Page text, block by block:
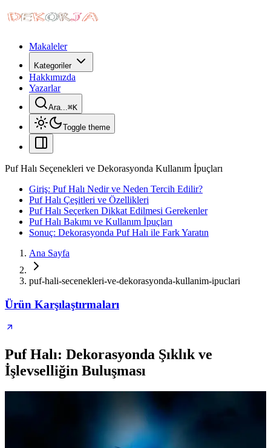
Makaleler
Kategoriler
Hakkımızda
Yazarlar
Ara...⌘K
Toggle theme
Puf Halı Seçenekleri ve Dekorasyonda Kullanım İpuçları
Giriş: Puf Halı Nedir ve Neden Tercih Edilir?
Puf Halı Çeşitleri ve Özellikleri
Puf Halı Seçerken Dikkat Edilmesi Gerekenler
Puf Halı Bakımı ve Kullanım İpuçları
Sonuç: Dekorasyonda Puf Halı ile Fark Yaratın
Ana Sayfa
puf-hali-secenekleri-ve-dekorasyonda-kullanim-ipuclari
Ürün Karşılaştırmaları
Puf Halı: Dekorasyonda Şıklık ve
İşlevselliğin Buluşması